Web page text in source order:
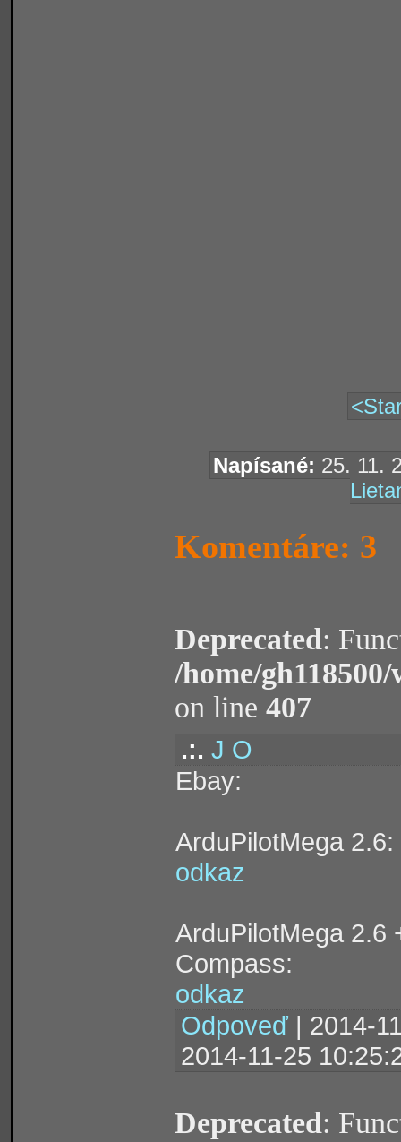
Napísané: 25. 11.
Komentáre: 3
Deprecated:
/home/
on line 407
.:. J O
Ebay:
ArduPilotMega 2.6:
odkaz
ArduPilotMega 2.6
Compass:
odkaz
Odpoveď | 2014-
2014-11-25
Deprecated: